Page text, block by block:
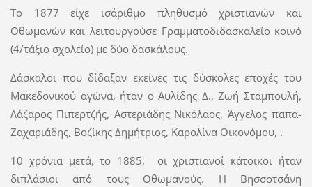
Το 1877 είχε ισάριθμο πληθυσμό χριστιανών και
Οθωμανών και λειτουργούσε Γραμματοδιδασκαλείο κοινό
(4/τάξιο σχολείο) με δύο δασκάλους.
Δάσκαλοι που δίδαξαν εκείνες τις δύσκολες εποχές του
Μακεδονικού αγώνα, ήταν ο Αυλίδης Δ., Ζωή Σταμπουλή,
Λάζαρος Πιπερτζής, Αστεριάδης Νικόλαος, Άγγελος παπα-
Ζαχαριάδης, Βοζίκης Δημήτριος, Καρολίνα Οικονόμου, .
10 χρόνια μετά, το 1885, οι χριστιανοί κάτοικοι ήταν
διπλάσιοι από τους Οθωμανούς. Η Βησσοτσάνη